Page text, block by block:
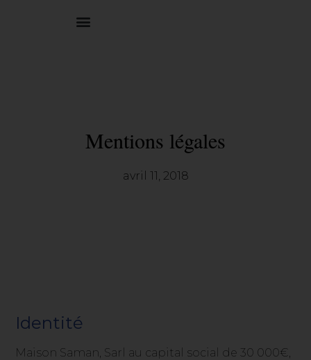
Mentions légales
avril 11, 2018
Identité
Maison Saman, Sarl au capital social de 30 000€,